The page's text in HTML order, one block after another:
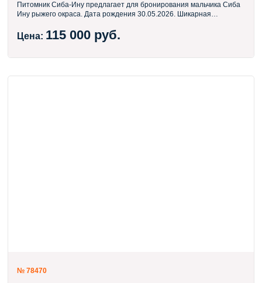
Питомник Сиба-Ину предлагает для бронирования мальчика Сиба
Ину рыжего окраса. Дата рождения 30.05.2026. Шикарная
Шоу перспектива! В нашем питомнике мы уделяем особое
внимание комплексному развитию щенка с первых дней жизни.
Цена: 115 000 руб.
№ 78470